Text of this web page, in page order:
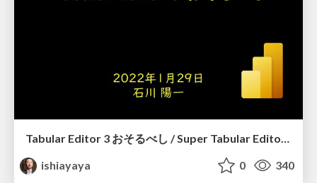
ishiayaya
0 340